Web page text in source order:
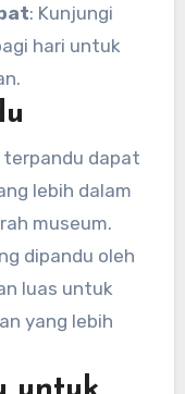
: Kunjungi
hari untuk
dapat
lebih dalam
museum.
dipandu oleh
luas untuk
yang lebih